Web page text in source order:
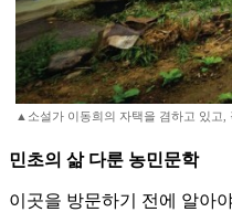
▲소설가 이동희의 자택을 겸하고 있고,
민초의 삶 다룬 농민문학
이곳을 방문하기 전에 알아